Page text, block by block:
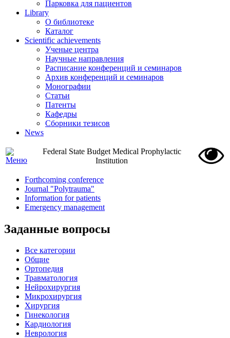
Парковка для пациентов
Library
О библиотеке
Каталог
Scientific achievements
Ученые центра
Научные направления
Расписание конференций и семинаров
Архив конференций и семинаров
Монографии
Статьи
Патенты
Кафедры
Сборники тезисов
News
Federal State Budget Medical Prophylactic
Institution
Forthcoming conference
Journal "Polytrauma"
Information for patients
Emergency management
Заданные вопросы
Все категории
Общие
Ортопедия
Травматология
Нейрохирургия
Микрохирургия
Хирургия
Гинекология
Кардиология
Неврология